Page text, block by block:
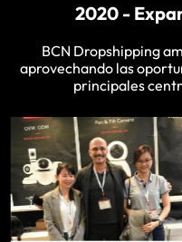
2020 -
BCN Dropshipping
aprovechando las
principales